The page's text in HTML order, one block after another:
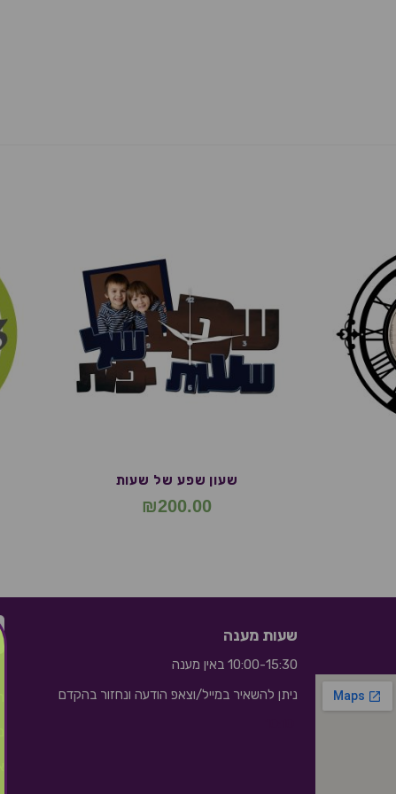
שעון שפע של שעות
₪200.00
שעות מענה
10:00-15:30 באין מענה
ניתן להשאיר במייל/וצאפ הודעה ונחזור בהקדם